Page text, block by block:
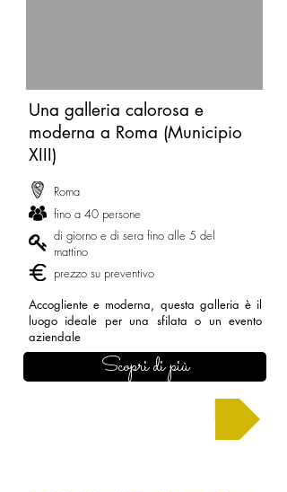
Una galleria calorosa e
moderna a Roma (Municipio
XIII)
Roma
fino a 40 persone
di giorno e di sera fino alle 5 del
mattino
prezzo su preventivo
Accogliente e moderna, questa galleria è il
luogo ideale per una sfilata o un evento
aziendale
Scopri di più